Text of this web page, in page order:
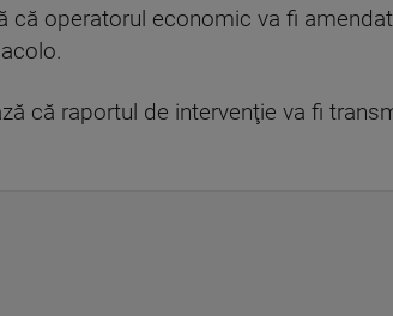
că operatorul economic va fi
că raportul de intervenţie va fi